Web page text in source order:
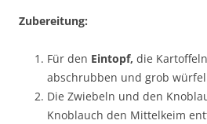
Zubereitung:
Für den Eintopf, die
abschrubben und grob
Die Zwiebeln und den
Knoblauch den Mittelkeim